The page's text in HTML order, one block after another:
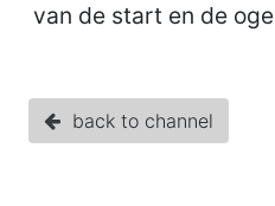
van de start en de
back to channel